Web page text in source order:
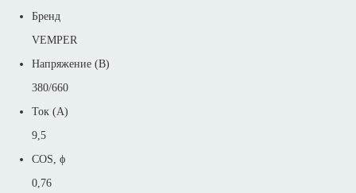
Бренд
VEMPER
Напряжение (В)
380/660
Ток (А)
9,5
COS, ϕ
0,76